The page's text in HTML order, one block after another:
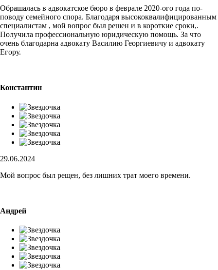
Обрашалась в адвокатское бюро в феврале 2020-ого года по-
поводу семейного спора. Благодаря высококвалифицированным
специалистам , мой вопрос был решен и в короткие сроки,.
Получила профессиональную юридическую помощь. За что
очень благодарна адвокату Василию Георгиевичу и адвокату
Егору.
Константин
29.06.2024
Мой вопрос был рещен, без лишних трат моего времени.
Андрей